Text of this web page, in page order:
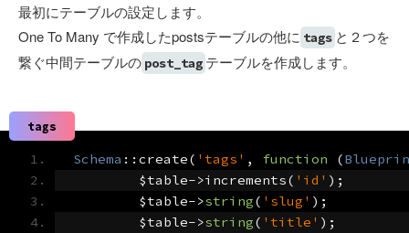
最初にテーブルの設定します。
One To Many で作成したpostsテーブルの他に tags と２つを
繋ぐ中間テーブルの post_tag テーブルを作成します。
tags
Schema :: create( 'tags' , function (
	$table
->increments( 'id' );
	$table
->string( 'slug' );
	$table
->string( 'title' );